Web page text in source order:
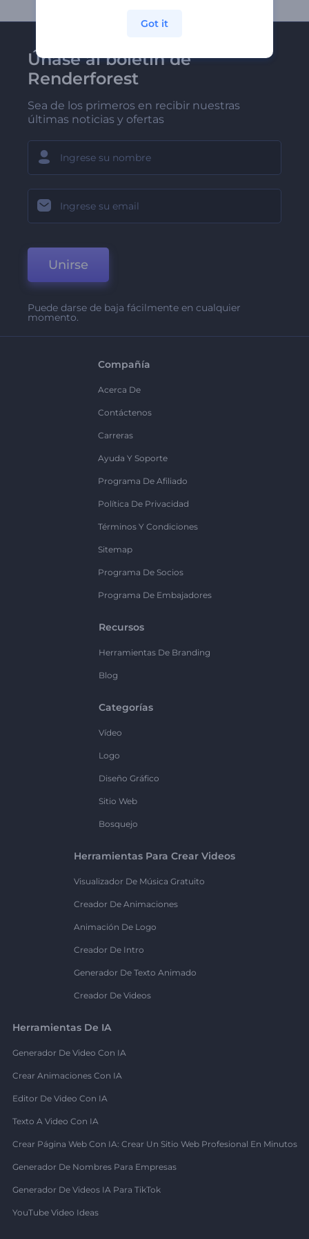
Únase al boletín de
Renderforest
Sea de los primeros en recibir nuestras
últimas noticias y ofertas
Unirse
Puede darse de baja fácilmente en cualquier
momento.
Compañía
Acerca De
Contáctenos
Carreras
Ayuda Y Soporte
Programa De Afiliado
Política De Privacidad
Términos Y Condiciones
Sitemap
Programa De Socios
Programa De Embajadores
Recursos
Herramientas De Branding
Blog
Categorías
Vídeo
Logo
Diseño Gráfico
Sitio Web
Bosquejo
Herramientas Para Crear Videos
Visualizador De Música Gratuito
Creador De Animaciones
Animación De Logo
Creador De Intro
Generador De Texto Animado
Creador De Videos
Herramientas De IA
Generador De Video Con IA
Crear Animaciones Con IA
Editor De Video Con IA
Texto A Video Con IA
Crear Página Web Con IA: Crear Un Sitio Web Profesional En Minutos
Generador De Nombres Para Empresas
Generador De Videos IA Para TikTok
YouTube Video Ideas
Got it